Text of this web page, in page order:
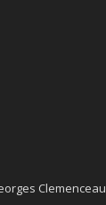
Clemenceau